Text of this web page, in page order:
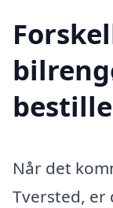
Når det
Tversted, er